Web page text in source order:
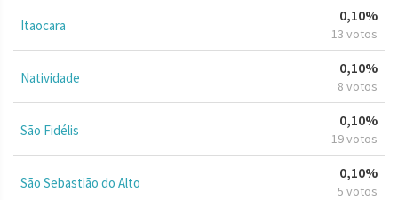
Itaocara
0,10%
13 votos
Natividade
0,10%
8 votos
São Fidélis
0,10%
19 votos
São Sebastião do Alto
0,10%
5 votos